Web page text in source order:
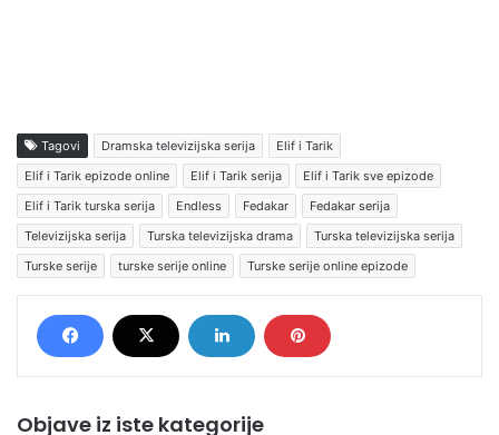
Tagovi Dramska televizijska serija
Elif i Tarik
Elif i Tarik epizode online
Elif i Tarik serija
Elif i Tarik sve epizode
Elif i Tarik turska serija
Endless Fedakar
Fedakar serija
Televizijska serija
Turska televizijska drama
Turska televizijska serija
Turske serije
turske serije online Turske serije online epizode
Objave iz iste kategorije